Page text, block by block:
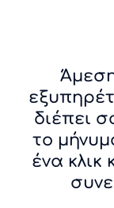
διέπει
το
ένα κλικ